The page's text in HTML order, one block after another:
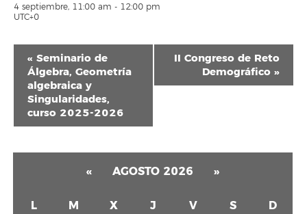
4 septiembre, 11:00 am - 12:00 pm
UTC+0
Navegación
del
Evento
« Seminario de
Álgebra, Geometría
algebraica y
Singularidades,
curso 2025-2026
II Congreso de Reto
Demográfico »
« AGOSTO 2026 »
L M X J V S D